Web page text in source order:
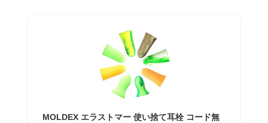
MOLDEX エラストマー 使い捨て耳栓 コード無